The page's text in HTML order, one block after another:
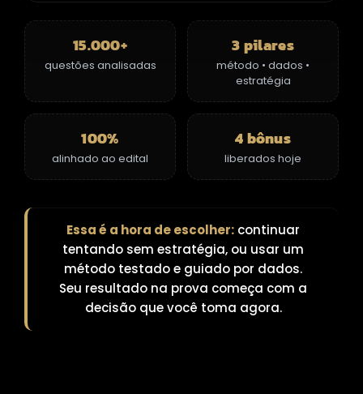
15.000+
questões analisadas
3 pilares
método • dados •
estratégia
100%
alinhado ao edital
4 bônus
liberados hoje
Essa é a hora de escolher: continuar
tentando sem estratégia, ou usar um
método testado e guiado por dados.
Seu resultado na prova começa com a
decisão que você toma agora.